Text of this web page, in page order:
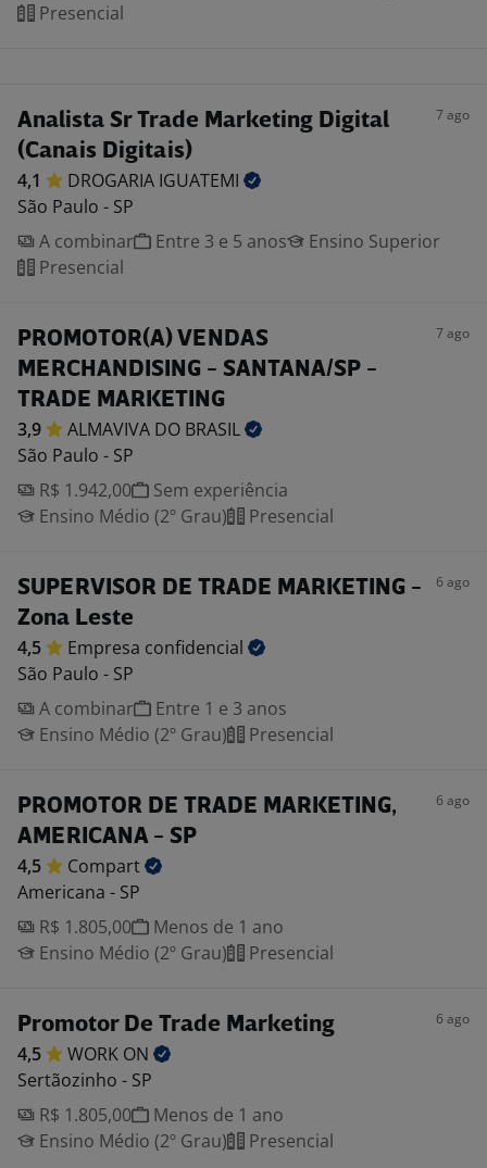
Presencial
Analista Sr Trade Marketing Digital
(Canais Digitais)
7 ago
4,1 DROGARIA IGUATEMI
São Paulo - SP
A combinar
Entre 3 e 5 anos
Ensino Superior
Presencial
PROMOTOR(A) VENDAS
MERCHANDISING - SANTANA/SP -
TRADE MARKETING
7 ago
3,9 ALMAVIVA DO BRASIL
São Paulo - SP
R$ 1.942,00
Sem experiência
Ensino Médio (2º Grau)
Presencial
SUPERVISOR DE TRADE MARKETING -
Zona Leste
6 ago
4,5 Empresa confidencial
São Paulo - SP
A combinar
Entre 1 e 3 anos
Ensino Médio (2º Grau)
Presencial
PROMOTOR DE TRADE MARKETING,
AMERICANA - SP
6 ago
4,5
Compart
Americana - SP
R$ 1.805,00
Menos de 1 ano
Ensino Médio (2º Grau)
Presencial
Promotor De Trade Marketing 6 ago
4,5 WORK ON
Sertãozinho - SP
R$ 1.805,00
Menos de 1 ano
Ensino Médio (2º Grau)
Presencial